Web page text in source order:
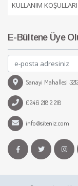
KULLANIM KOŞULLARI
E-Bültene Üye
Sanayi Mahallesi
0246 218 2 218
info@siteniz.com